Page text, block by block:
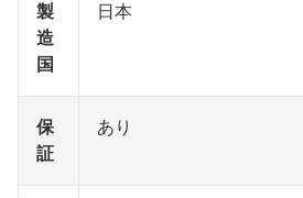
製
造
国
日本
保
証
あり